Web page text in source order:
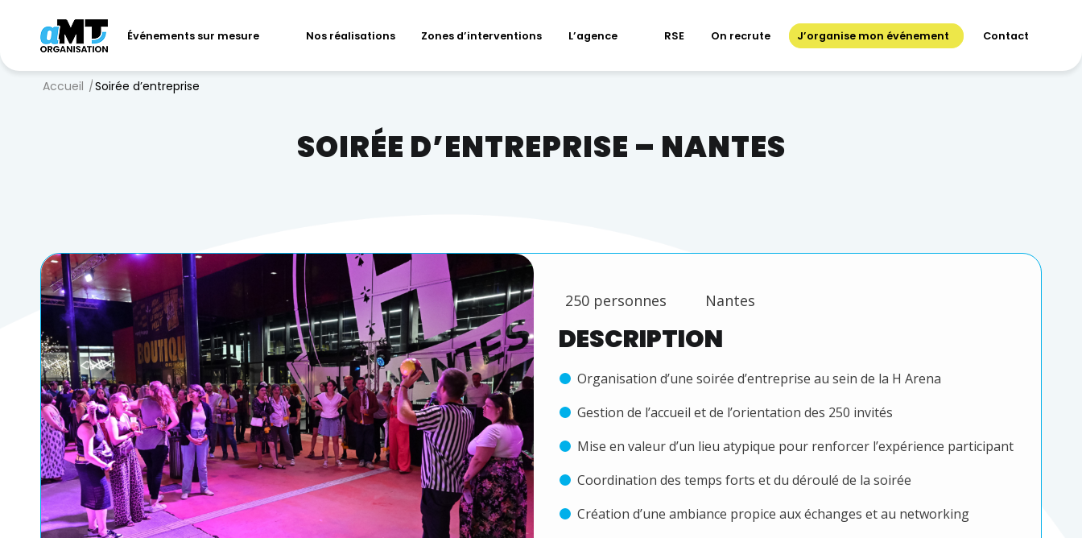
Événements sur mesure Nos réalisations Zones d’interventions L’agence RSE On recrute J’organise mon événement Contact
Accueil /Soirée d’entreprise
SOIRÉE D’ENTREPRISE – NANTES
250 personnes Nantes
DESCRIPTION
Organisation d’une soirée d’entreprise au sein de la H Arena
Gestion de l’accueil et de l’orientation des 250 invités
Mise en valeur d’un lieu atypique pour renforcer l’expérience participant
Coordination des temps forts et du déroulé de la soirée
Création d’une ambiance propice aux échanges et au networking